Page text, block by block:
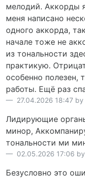
мелодий. Аккорды
меня написано
одного аккорда,
начале тоже не
из тональности
практикую.
особенно полезен,
работы. Ещё раз
27.04.2026 18:47
Лидирующие
минор,
тональности ми
02.05.2026 17:06
Безусловно это